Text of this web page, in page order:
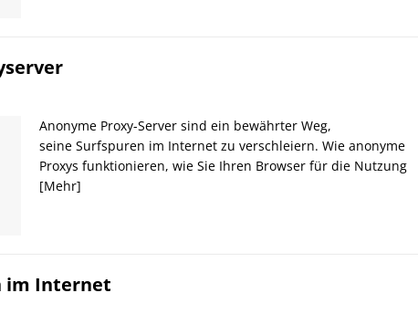
Anonyme Proxy-Server sind ein bewährter Weg,
seine Surfspuren im Internet zu verschleiern. Wie anonyme
Proxys funktionieren, wie Sie Ihren Browser für die Nutzung
[Mehr]
im Internet